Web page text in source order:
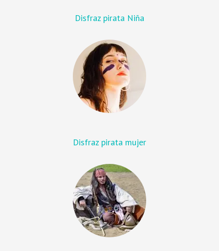
Disfraz pirata Niña
Disfraz pirata mujer